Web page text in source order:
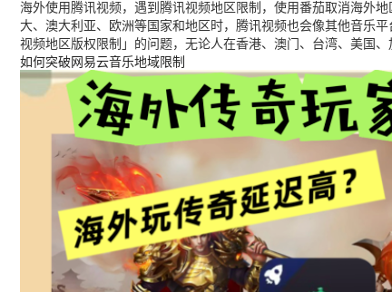
海外使用腾讯视频，遇到腾讯视频地区限制，使用番茄取消海外
大、澳大利亚、欧洲等国家和地区时，腾讯视频也会像其他音乐
视频地区版权限制」的问题，无论人在香港、澳门、台湾、美国
如何突破网易云音乐地域限制